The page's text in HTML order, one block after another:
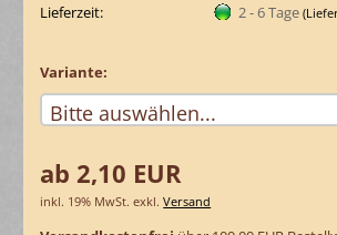
Lieferzeit:
2 - 6 Tage
Variante:
ab 2,10 EUR
inkl. 19% MwSt. exkl.Versand